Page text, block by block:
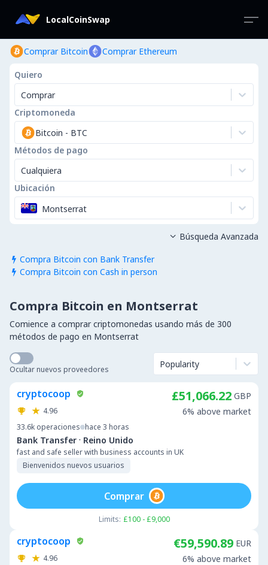
LocalCoinSwap
Comprar Bitcoin Comprar Ethereum
Quiero
Comprar
Criptomoneda
Bitcoin - BTC
Métodos de pago
Cualquiera
Ubicación
Montserrat
 Compra Bitcoin con Bank Transfer
 Compra Bitcoin con Cash in person
 Búsqueda Avanzada
Compra Bitcoin en Montserrat
Comience a comprar criptomonedas usando más de 300
métodos de pago en Montserrat
Ocultar nuevos proveedores Popularity
cryptocoop
4.96
33.6k operaciones hace 3 horas
Bank Transfer · Reino Unido
fast and safe seller with business accounts in UK
Bienvenidos nuevos usuarios
£51,066.22 GBP
6% above market
Limits: £100 - £9,000
Comprar
cryptocoop
4.96
€59,590.89 EUR
6% above market